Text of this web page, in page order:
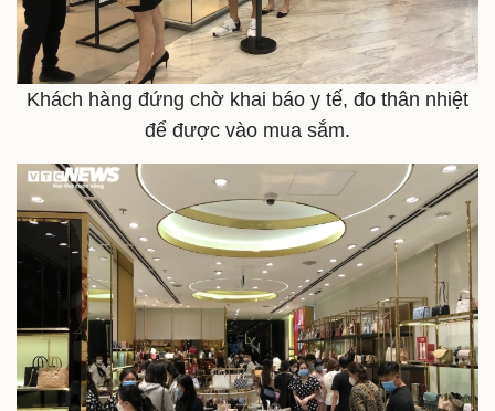
Khách hàng đứng chờ khai báo y tế, đo thân nhiệt
để được vào mua sắm.